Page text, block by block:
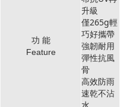
功 能
Feature
升級
僅265g輕
巧好攜帶
強韌耐用
彈性抗風
骨
高效防雨
速乾不沾